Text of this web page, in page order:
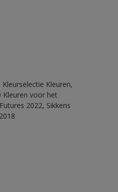
Kleurselectie Kleuren,
Kleuren voor het
2022, Sikkens